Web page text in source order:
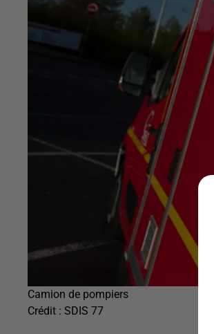
Camion de pompiers
Crédit : SDIS 77